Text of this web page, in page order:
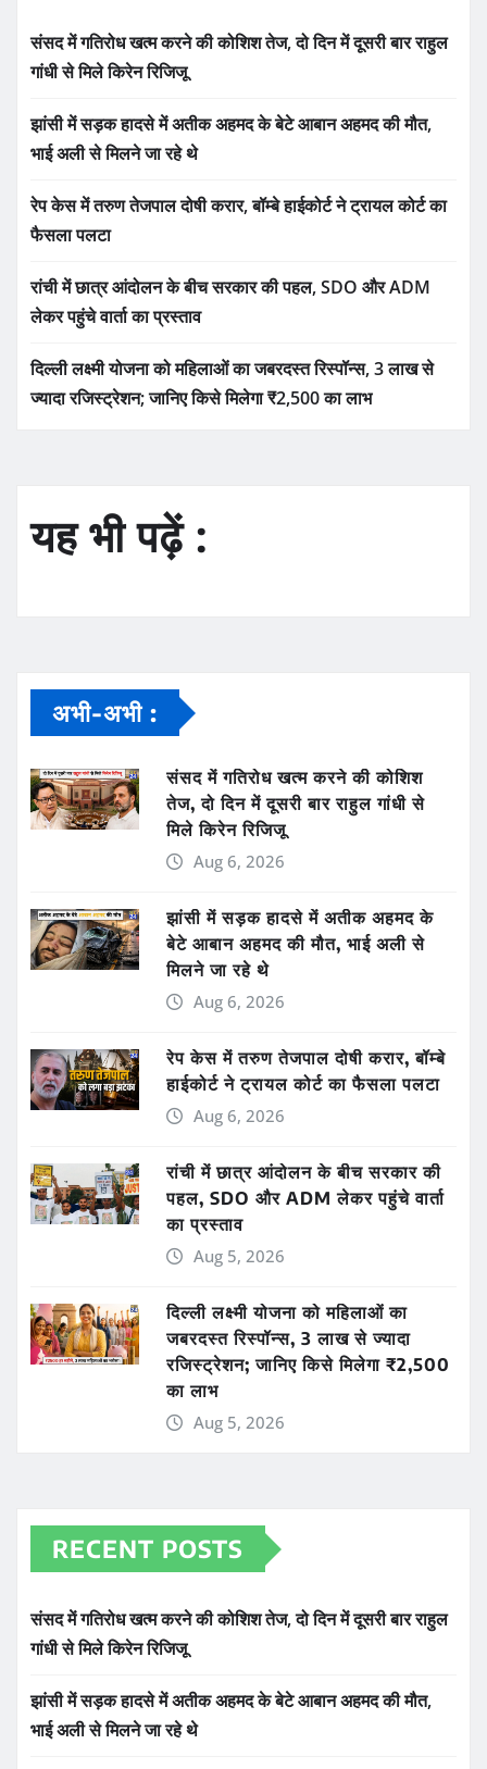
संसद में गतिरोध खत्म करने की कोशिश तेज, दो दिन में दूसरी बार राहुल
गांधी से मिले किरेन रिजिजू
झांसी में सड़क हादसे में अतीक अहमद के बेटे आबान अहमद की मौत,
भाई अली से मिलने जा रहे थे
रेप केस में तरुण तेजपाल दोषी करार, बॉम्बे हाईकोर्ट ने ट्रायल कोर्ट का
फैसला पलटा
रांची में छात्र आंदोलन के बीच सरकार की पहल, SDO और ADM
लेकर पहुंचे वार्ता का प्रस्ताव
दिल्ली लक्ष्मी योजना को महिलाओं का जबरदस्त रिस्पॉन्स, 3 लाख से
ज्यादा रजिस्ट्रेशन; जानिए किसे मिलेगा ₹2,500 का लाभ
यह भी पढ़ें :
अभी-अभी :
संसद में गतिरोध खत्म करने की कोशिश
तेज, दो दिन में दूसरी बार राहुल गांधी से
मिले किरेन रिजिजू
Aug 6, 2026
झांसी में सड़क हादसे में अतीक अहमद के
बेटे आबान अहमद की मौत, भाई अली से
मिलने जा रहे थे
Aug 6, 2026
रेप केस में तरुण तेजपाल दोषी करार, बॉम्बे
हाईकोर्ट ने ट्रायल कोर्ट का फैसला पलटा
Aug 6, 2026
रांची में छात्र आंदोलन के बीच सरकार की
पहल, SDO और ADM लेकर पहुंचे वार्ता
का प्रस्ताव
Aug 5, 2026
दिल्ली लक्ष्मी योजना को महिलाओं का
जबरदस्त रिस्पॉन्स, 3 लाख से ज्यादा
रजिस्ट्रेशन; जानिए किसे मिलेगा ₹2,500
का लाभ
Aug 5, 2026
RECENT POSTS
संसद में गतिरोध खत्म करने की कोशिश तेज, दो दिन में दूसरी बार राहुल
गांधी से मिले किरेन रिजिजू
झांसी में सड़क हादसे में अतीक अहमद के बेटे आबान अहमद की मौत,
भाई अली से मिलने जा रहे थे